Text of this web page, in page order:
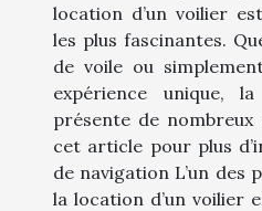
location d’un voilier
les plus fascinantes.
de voile ou
expérience unique,
présente de nombreux
cet article pour plus
de navigation L’un des
la location d’un voilier